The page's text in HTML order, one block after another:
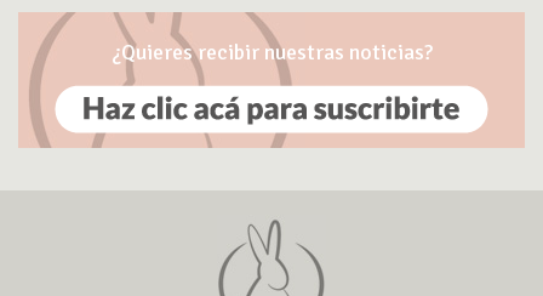
¿Quieres recibir nuestras noticias?